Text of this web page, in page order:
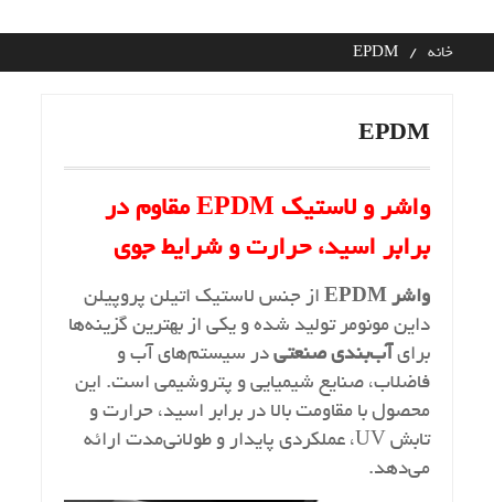
to
contentخانه EPDM
EPDM
واشر و لاستیک EPDM مقاوم در
برابر اسید، حرارت و شرایط جوی
واشر EPDM
از جنس لاستیک اتیلن پروپیلن
داین مونومر تولید شده و یکی از بهترین گزینه‌ها
برایآب‌بندی صنعتیدر سیستم‌های آب و
فاضلاب، صنایع شیمیایی و پتروشیمی است. این
محصول با مقاومت بالا در برابر اسید، حرارت و
تابش UV، عملکردی پایدار و طولانی‌مدت ارائه
می‌دهد.